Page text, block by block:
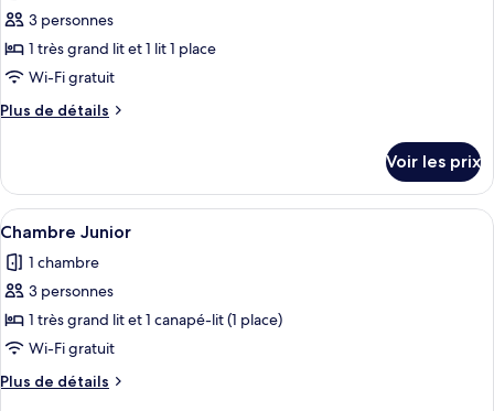
Double
photos
pour
ce
type
de
Chambre
Triple
Exécutive
3 personnes
1 très grand lit et 1 lit 1 place
Wi-Fi gratuit
Plus de détails
Plus
le
type
de
Chambre
Triple
Voir les prix
Afficher
toutes
les
photos
pour
ce
type
de
Une chambre d’hôtel moderne
1
Chambre Junior
1 chambre
3 personnes
1 très grand lit et 1 canapé-lit (1 place)
Wi-Fi gratuit
Plus de détails
Plus